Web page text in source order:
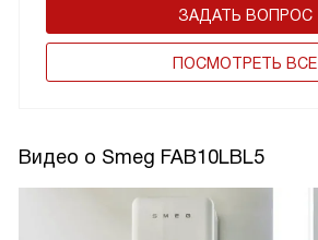
ЗАДАТЬ ВОПРОС
ПОCМОТРЕТЬ ВСЕ
Видео о Smeg FAB10LBL5